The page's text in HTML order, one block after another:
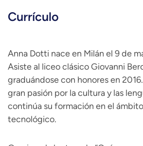
Currículo
Anna Dotti nace en Milán el 9 de
Asiste al liceo clásico Giovanni
graduándose con honores en
gran pasión por la cultura y las
continúa su formación en el
tecnológico.